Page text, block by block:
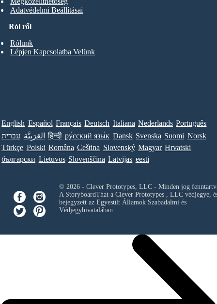
Ról ről
Rólunk
Lépjen Kapcsolatba Velünk
Adatvédelmi Beállításai
English Español Français Deutsch Italiana Nederlands Português
עברית العَرَبِيَّة हिन्दी ру́сский язы́к Dansk Svenska Suomi Norsk
Türkçe Polski Româna Ceština Slovenský Magyar Hrvatski
български Lietuvos Slovenščina Latvijas eesti
© 2026 - Clever Prototypes, LLC - Minden jog
A StoryboardThat a Clever Prototypes , LLCvédjegye,
bejegyzett az Egyesült Államok Szabadalmi és
Védjegyhivatalában